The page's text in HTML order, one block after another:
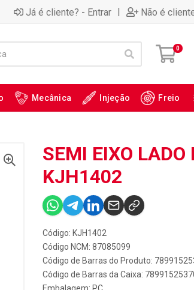
Já é cliente? - Entrar | Não é
0
Mecânica Injeção Freio
SEMI EIXO LADO
KJH1402
Código: KJH1402
Código NCM: 87085099
Código de Barras do Produto:
Código de Barras da Caixa: